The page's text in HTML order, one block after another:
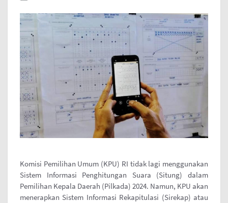
Komisi Pemilihan Umum (KPU) RI tidak lagi menggunakan
Sistem Informasi Penghitungan Suara (Situng) dalam
Pemilihan Kepala Daerah (Pilkada) 2024. Namun, KPU akan
menerapkan Sistem Informasi Rekapitulasi (Sirekap) atau